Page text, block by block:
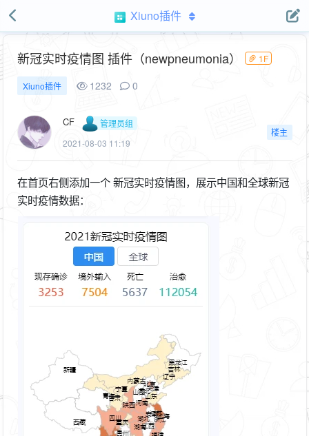
Xiuno插件
新冠实时疫情图 插件（newpneumonia） 1F
Xiuno插件 1232 0
CF
管理员组
2021-08-03 11:19
楼主
在首页右侧添加一个 新冠实时疫情图，展示中国和全球新冠
实时疫情数据：